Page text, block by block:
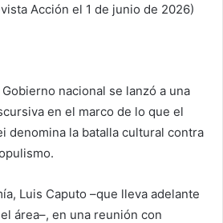
Acción el 1 de junio de 2026)
nacional se lanzó a una
en el marco de lo que el
denomina la batalla cultural contra
Luis Caputo –que lleva adelante
área–, en una reunión con